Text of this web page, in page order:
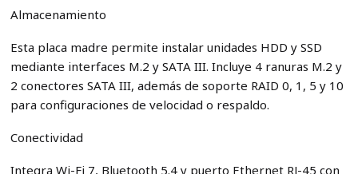
Almacenamiento
Esta placa madre permite instalar unidades HDD y SSD
mediante interfaces M.2 y SATA III. Incluye 4 ranuras M.2 y
2 conectores SATA III, además de soporte RAID 0, 1, 5 y 10
para configuraciones de velocidad o respaldo.
Conectividad
Integra Wi-Fi 7, Bluetooth 5.4 y puerto Ethernet RJ-45 con